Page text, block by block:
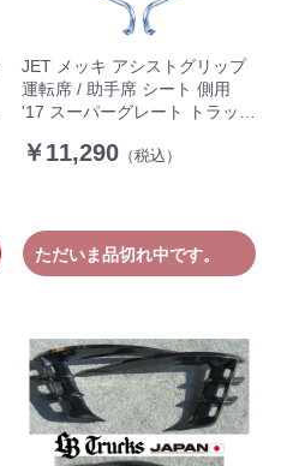
JET メッキ アシストグリップ
運転席 / 助手席 シート 側用
'17 スーパーグレート トラック
￥11,290 （税込）
ただいま品切れ中です。